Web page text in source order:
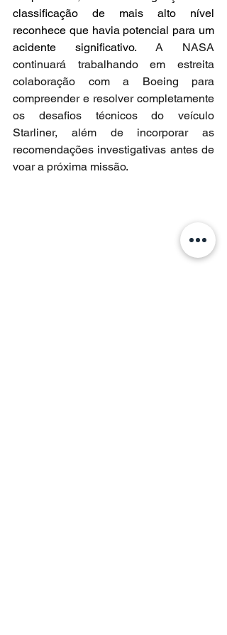
classificação de mais alto nível
reconhece que havia potencial para um
acidente significativo. A NASA
continuará trabalhando em estreita
colaboração com a Boeing para
compreender e resolver completamente
os desafios técnicos do veículo
Starliner, além de incorporar as
recomendações investigativas antes de
voar a próxima missão.